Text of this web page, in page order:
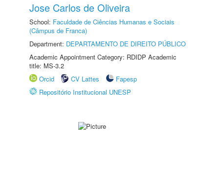
Jose Carlos de Oliveira
School: Faculdade de Ciências Humanas e Sociais
(Câmpus de Franca)
Department: DEPARTAMENTO DE DIREITO PÚBLICO
Academic Appointment Category: RDIDP Academic
title: MS-3.2
Orcid
CV Lattes
Fapesp
Repositório Institucional UNESP